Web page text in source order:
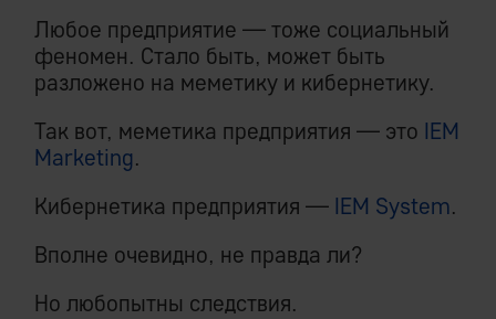
Любое предприятие — тоже социальный
феномен. Стало быть, может быть
разложено на меметику и кибернетику.
Так вот, меметика предприятия — это IEM
Marketing.
Кибернетика предприятия — IEM System.
Вполне очевидно, не правда ли?
Но любопытны следствия.